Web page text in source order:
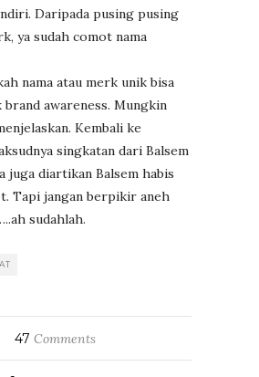
Daripada pusing pusing
ya sudah comot nama
nama atau merk unik bisa
awareness. Mungkin
Kembali ke
singkatan dari Balsem
juga diartikan Balsem habis
Tapi jangan berpikir aneh
sudahlah.
47 Comments